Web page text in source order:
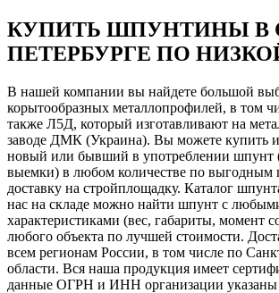
КУПИТЬ ШПУНТИНЫ В
ПЕТЕРБУРГЕ ПО
В нашей компании вы найдете большой
корытообразных металлопрофилей, в том
также Л5Д, который изготавливают на
заводе ДМК (Украина). Вы можете купить
новый или бывший в употреблении шпунт
выемки) в любом количестве по выгодным
доставку на стройплощадку. Каталог
нас на складе можно найти шпунт с
характеристиками (вес, габариты, момент
любого объекта по лучшей стоимости.
всем регионам России, в том числе по
области. Вся наша продукция имеет
данные ОГРН и ИНН организации указаны